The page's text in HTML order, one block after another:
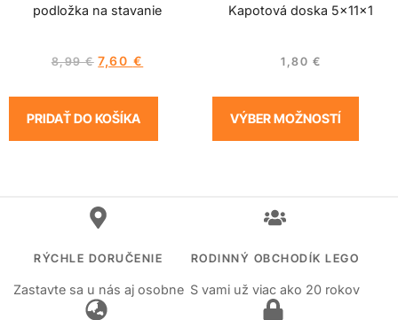
podložka na stavanie
8,99€ 7,60 €
PRIDAŤ DO KOŠÍKA
Kapotová doska 5x11x1
1,80 €
VÝBER MOŽNOSTÍ
RÝCHLE DORUČENIE
Zastavte sa u nás aj osobne
RODINNÝ OBCHODÍK LEGO
S vami už viac ako 20 rokov